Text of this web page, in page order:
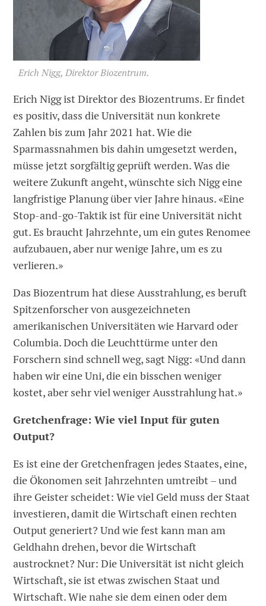
Erich Nigg, Direktor Biozentrum.
Erich Nigg ist Direktor des Biozentrums. Er findet
es positiv, dass die Universität nun konkrete
Zahlen bis zum Jahr 2021 hat. Wie die
Sparmassnahmen bis dahin umgesetzt werden,
müsse jetzt sorgfältig geprüft werden. Was die
weitere Zukunft angeht, wünschte sich Nigg eine
langfristige Planung über vier Jahre hinaus. «Eine
Stop-and-go-Taktik ist für eine Universität nicht
gut. Es braucht Jahrzehnte, um ein gutes Renomee
aufzubauen, aber nur wenige Jahre, um es zu
verlieren.»
Das Biozentrum hat diese Ausstrahlung, es beruft
Spitzenforscher von ausgezeichneten
amerikanischen Universitäten wie Harvard oder
Columbia. Doch die Leuchttürme unter den
Forschern sind schnell weg, sagt Nigg: «Und dann
haben wir eine Uni, die ein bisschen weniger
kostet, aber sehr viel weniger Ausstrahlung hat.»
Gretchenfrage: Wie viel Input für guten
Output?
Es ist eine der Gretchenfragen jedes Staates, eine,
die Ökonomen seit Jahrzehnten umtreibt – und
ihre Geister scheidet: Wie viel Geld muss der Staat
investieren, damit die Wirtschaft einen rechten
Output generiert? Und wie fest kann man am
Geldhahn drehen, bevor die Wirtschaft
austrocknet? Nur: Die Universität ist nicht gleich
Wirtschaft, sie ist etwas zwischen Staat und
Wirtschaft. Wie nahe sie dem einen oder dem